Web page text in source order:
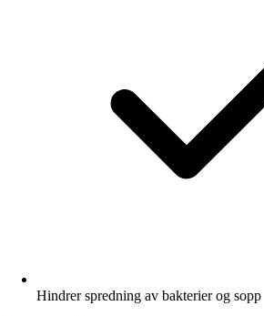
Hindrer spredning av bakterier og sopp